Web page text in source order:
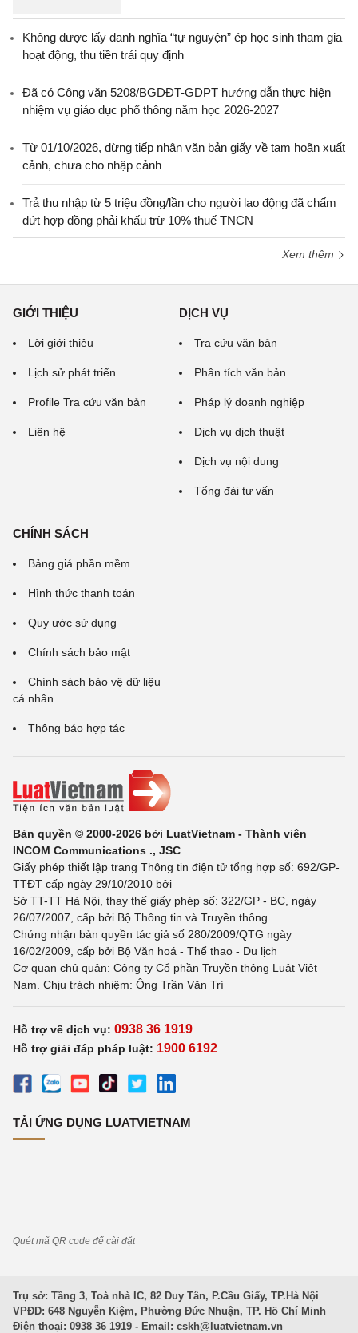
Không được lấy danh nghĩa “tự nguyện” ép học sinh tham gia
hoạt động, thu tiền trái quy định
Đã có Công văn 5208/BGDĐT-GDPT hướng dẫn thực hiện
nhiệm vụ giáo dục phổ thông năm học 2026-2027
Từ 01/10/2026, dừng tiếp nhận văn bản giấy về tạm hoãn xuất
cảnh, chưa cho nhập cảnh
Trả thu nhập từ 5 triệu đồng/lần cho người lao động đã chấm
dứt hợp đồng phải khấu trừ 10% thuế TNCN
Xem thêm
GIỚI THIỆU
Lời giới thiệu
Lịch sử phát triển
Profile Tra cứu văn bản
Liên hệ
DỊCH VỤ
Tra cứu văn bản
Phân tích văn bản
Pháp lý doanh nghiệp
Dịch vụ dịch thuật
Dịch vụ nội dung
Tổng đài tư vấn
CHÍNH SÁCH
Bảng giá phần mềm
Hình thức thanh toán
Quy ước sử dụng
Chính sách bảo mật
Chính sách bảo vệ dữ liệu
cá nhân
Thông báo hợp tác
Bản quyền © 2000-2026 bởi LuatVietnam - Thành viên
INCOM Communications ., JSC
Giấy phép thiết lập trang Thông tin điện tử tổng hợp số: 692/GP-
TTĐT cấp ngày 29/10/2010 bởi
Sở TT-TT Hà Nội, thay thế giấy phép số: 322/GP - BC, ngày
26/07/2007, cấp bởi Bộ Thông tin và Truyền thông
Chứng nhận bản quyền tác giả số 280/2009/QTG ngày
16/02/2009, cấp bởi Bộ Văn hoá - Thể thao - Du lịch
Cơ quan chủ quản: Công ty Cổ phần Truyền thông Luật Việt
Nam. Chịu trách nhiệm: Ông Trần Văn Trí
Hỗ trợ về dịch vụ: 0938 36 1919
Hỗ trợ giải đáp pháp luật: 1900 6192
TẢI ỨNG DỤNG LUATVIETNAM
Quét mã QR code để cài đặt
Trụ sở: Tầng 3, Toà nhà IC, 82 Duy Tân, P.Cầu Giấy, TP.Hà Nội
VPĐD: 648 Nguyễn Kiệm, Phường Đức Nhuận, TP. Hồ Chí Minh
Điện thoại: 0938 36 1919 - Email: cskh@luatvietnam.vn